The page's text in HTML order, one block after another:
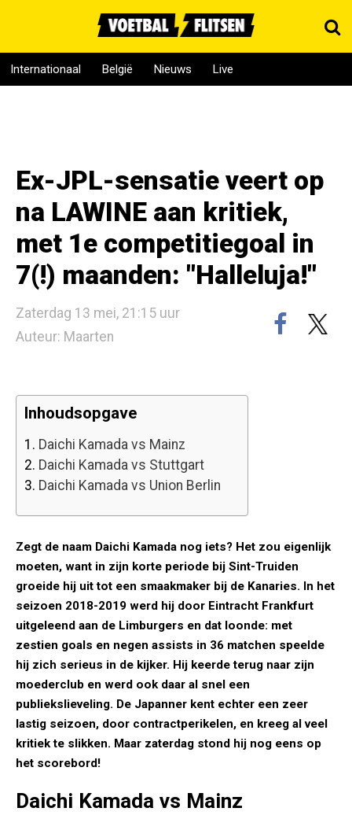
Internationaal België Nieuws Live
Ex-JPL-sensatie veert op
na LAWINE aan kritiek,
met 1e competitiegoal in
7(!) maanden: "Halleluja!"
Zaterdag 13 mei, 21:15 uur
Auteur: Maarten
Inhoudsopgave
1. Daichi Kamada vs Mainz
2. Daichi Kamada vs Stuttgart
3. Daichi Kamada vs Union Berlin
Zegt de naam Daichi Kamada nog iets? Het zou eigenlijk
moeten, want in zijn korte periode bij Sint-Truiden
groeide hij uit tot een smaakmaker bij de Kanaries. In het
seizoen 2018-2019 werd hij door Eintracht Frankfurt
uitgeleend aan de Limburgers en dat loonde: met
zestien goals en negen assists in 36 matchen speelde
hij zich serieus in de kijker. Hij keerde terug naar zijn
moederclub en werd ook daar al snel een
publiekslieveling. De Japanner kent echter een zeer
lastig seizoen, door contractperikelen, en kreeg al veel
kritiek te slikken. Maar zaterdag stond hij nog eens op
het scorebord!
Daichi Kamada vs Mainz